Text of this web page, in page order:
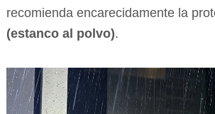
recomienda encarecidamente la
(estanco al polvo).